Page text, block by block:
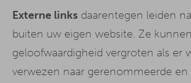
Externe links daarentegen leiden
buiten uw eigen website. Ze
geloofwaardigheid vergroten als er
verwezen naar gerenommeerde